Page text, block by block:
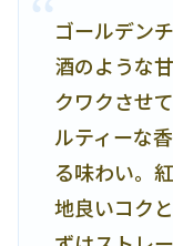
ゴールデン
酒のような
クワクさせ
ルティーな
る味わい。
地良いコク